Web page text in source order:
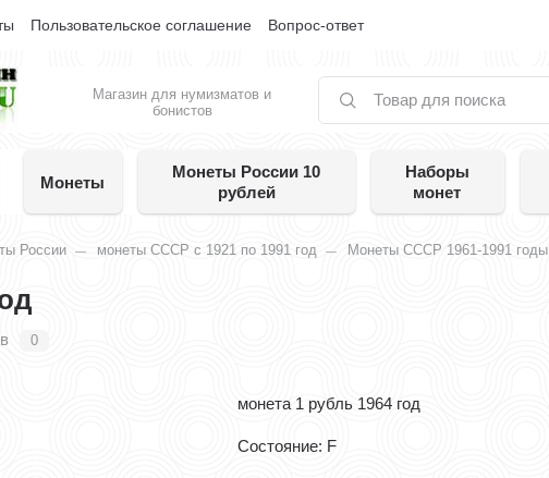
Пользовательское соглашение Вопрос-ответ
Магазин для нумизматов и
бонистов
Монеты
Монеты России 10
рублей
Наборы
монет
России монеты СССР с 1921 по 1991 год Монеты СССР 1961-1991 годы
0
монета 1 рубль 1964 год
Состояние: F